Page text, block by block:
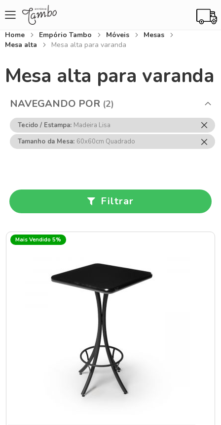
Home Empório Tambo Móveis
Mesas
Mesa alta
Mesa alta para varanda
Mesa alta para varanda
Filtrar
Mais Vendido 5%
NAVEGANDO POR
Tecido / Estampa Madeira Lisa
Esse
Item
Tamanho da Mesa 60x60cm Quadrado
Esse